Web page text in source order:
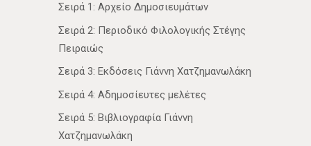
Σειρά 1: Αρχείο Δημοσιευμάτων
Σειρά 2: Περιοδικό Φιλολογικής Στέγης
Πειραιώς
Σειρά 3: Εκδόσεις Γιάννη Χατζημανωλάκη
Σειρά 4: Αδημοσίευτες μελέτες
Σειρά 5: Βιβλιογραφία Γιάννη
Χατζημανωλάκη